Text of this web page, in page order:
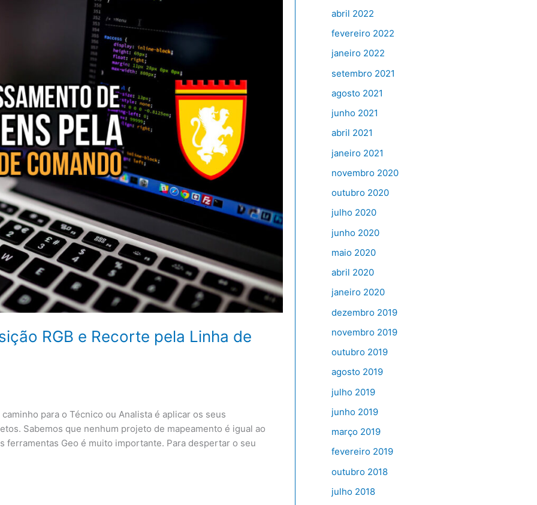
RGB e Recorte pela Linha de
para o Técnico ou Analista é aplicar os seus
Sabemos que nenhum projeto de mapeamento é igual ao
Geo é muito importante. Para despertar o seu
abril 2022
fevereiro 2022
janeiro 2022
setembro 2021
agosto 2021
junho 2021
abril 2021
janeiro 2021
novembro 2020
outubro 2020
julho 2020
junho 2020
maio 2020
abril 2020
janeiro 2020
dezembro 2019
novembro 2019
outubro 2019
agosto 2019
julho 2019
junho 2019
março 2019
fevereiro 2019
outubro 2018
julho 2018